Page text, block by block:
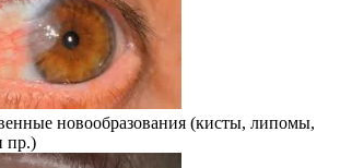
новообразования (кисты, липомы,
пр.)